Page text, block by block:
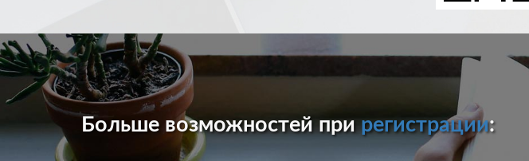
Больше возможностей прирегистрации: